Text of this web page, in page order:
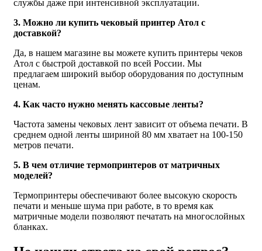
службы даже при интенсивной эксплуатации.
3. Можно ли купить чековый принтер Атол с
доставкой?
Да, в нашем магазине вы можете купить принтеры чеков
Атол с быстрой доставкой по всей России. Мы
предлагаем широкий выбор оборудования по доступным
ценам.
4. Как часто нужно менять кассовые ленты?
Частота замены чековых лент зависит от объема печати. В
среднем одной ленты шириной 80 мм хватает на 100-150
метров печати.
5. В чем отличие термопринтеров от матричных
моделей?
Термопринтеры обеспечивают более высокую скорость
печати и меньше шума при работе, в то время как
матричные модели позволяют печатать на многослойных
бланках.